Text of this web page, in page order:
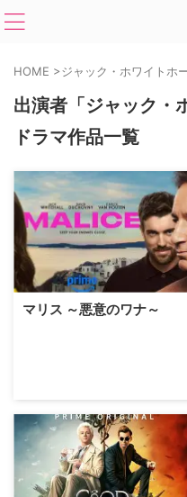
HOME >ジャック・ホワイトホ
出演者「ジャック・
ドラマ作品一覧
マリス ～悪意のワナ～